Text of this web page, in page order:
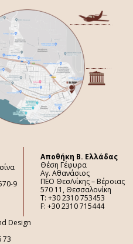
9
Design
73
Aποθήκη Β. Ελλάδας
Θέση Γέφυρα
Αγ. Αθανάσιος
ΠΕΟ Θεσ/νίκης – Βέροιας
570 11, Θεσσαλονίκη
Τ: +30 2310 753453
F: +30 2310 715444